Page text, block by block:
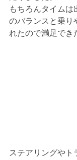
もちろんタイム
のバランスと乗り
れたので満足でき
ステアリングやト